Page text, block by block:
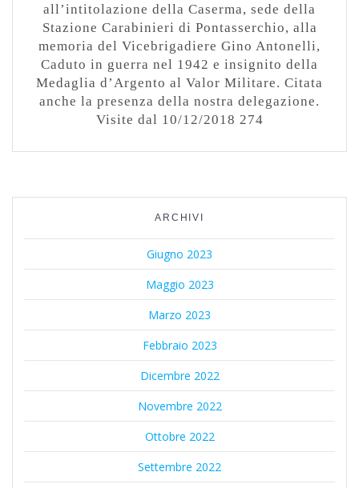
all’intitolazione della Caserma, sede della
Stazione Carabinieri di Pontasserchio, alla
memoria del Vicebrigadiere Gino Antonelli,
Caduto in guerra nel 1942 e insignito della
Medaglia d’Argento al Valor Militare. Citata
anche la presenza della nostra delegazione.
Visite dal 10/12/2018 274
ARCHIVI
Giugno 2023
Maggio 2023
Marzo 2023
Febbraio 2023
Dicembre 2022
Novembre 2022
Ottobre 2022
Settembre 2022